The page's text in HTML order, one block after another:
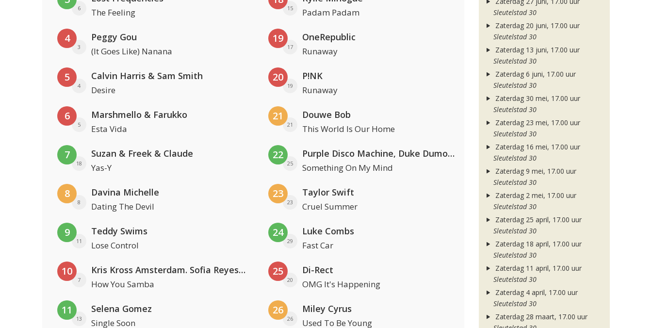
6 The Feeling
4
3
Peggy Gou
(It Goes Like) Nanana
5
4
Calvin Harris & Sam Smith
Desire
6
5
Marshmello & Farukko
Esta Vida
7
18
Suzan & Freek & Claude
Yas-Y
8
8
Davina Michelle
Dating The Devil
9
11
Teddy Swims
Lose Control
10
7
Kris Kross Amsterdam. Sofia Reyes & Tinie Tempah
How You Samba
11
13
Selena Gomez
Single Soon
15 Padam Padam
19
17
OneRepublic
Runaway
20
19
P!NK
Runaway
21
21
Douwe Bob
This World Is Our Home
22
25
Purple Disco Machine, Duke Dumont & Nothing But Thieves
Something On My Mind
23
23
Taylor Swift
Cruel Summer
24
29
Luke Combs
Fast Car
25
20
Di-Rect
OMG It's Happening
26
26
Miley Cyrus
Used To Be Young
Sleutelstad 30
Zaterdag 20 juni, 17.00 uur
Sleutelstad 30
Zaterdag 13 juni, 17.00 uur
Sleutelstad 30
Zaterdag 6 juni, 17.00 uur
Sleutelstad 30
Zaterdag 30 mei, 17.00 uur
Sleutelstad 30
Zaterdag 23 mei, 17.00 uur
Sleutelstad 30
Zaterdag 16 mei, 17.00 uur
Sleutelstad 30
Zaterdag 9 mei, 17.00 uur
Sleutelstad 30
Zaterdag 2 mei, 17.00 uur
Sleutelstad 30
Zaterdag 25 april, 17.00 uur
Sleutelstad 30
Zaterdag 18 april, 17.00 uur
Sleutelstad 30
Zaterdag 11 april, 17.00 uur
Sleutelstad 30
Zaterdag 4 april, 17.00 uur
Sleutelstad 30
Zaterdag 28 maart, 17.00 uur